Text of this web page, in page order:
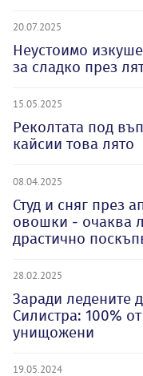
20.07.2025
Неустоимо
за сладко през
15.05.2025
Реколтата под
кайсии това лято
08.04.2025
Студ и сняг през
овошки - очаква
драстично
28.02.2025
Заради ледените
Силистра: 100%
унищожени
19.05.2024